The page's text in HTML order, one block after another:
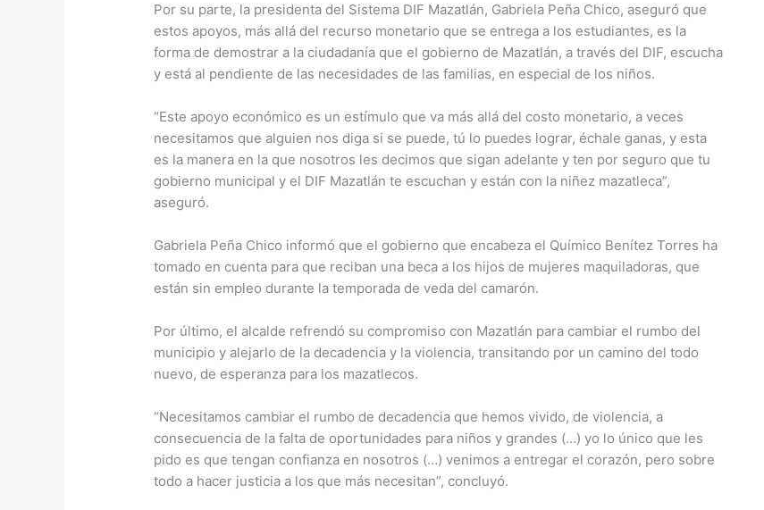
Por su parte, la presidenta del Sistema DIF Mazatlán, Gabriela Peña Chico, aseguró que
estos apoyos, más allá del recurso monetario que se entrega a los estudiantes, es la
forma de demostrar a la ciudadanía que el gobierno de Mazatlán, a través del DIF, escucha
y está al pendiente de las necesidades de las familias, en especial de los niños.
“Este apoyo económico es un estímulo que va más allá del costo monetario, a veces
necesitamos que alguien nos diga si se puede, tú lo puedes lograr, échale ganas, y esta
es la manera en la que nosotros les decimos que sigan adelante y ten por seguro que tu
gobierno municipal y el DIF Mazatlán te escuchan y están con la niñez mazatleca”,
aseguró.
Gabriela Peña Chico informó que el gobierno que encabeza el Químico Benítez Torres ha
tomado en cuenta para que reciban una beca a los hijos de mujeres maquiladoras, que
están sin empleo durante la temporada de veda del camarón.
Por último, el alcalde refrendó su compromiso con Mazatlán para cambiar el rumbo del
municipio y alejarlo de la decadencia y la violencia, transitando por un camino del todo
nuevo, de esperanza para los mazatlecos.
“Necesitamos cambiar el rumbo de decadencia que hemos vivido, de violencia, a
consecuencia de la falta de oportunidades para niños y grandes (…) yo lo único que les
pido es que tengan confianza en nosotros (…) venimos a entregar el corazón, pero sobre
todo a hacer justicia a los que más necesitan”, concluyó.